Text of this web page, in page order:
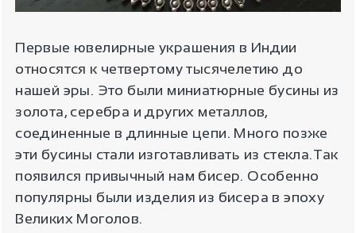
Первые ювелирные украшения в Индии
относятся к четвертому тысячелетию до
нашей эры. Это были миниатюрные бусины из
золота, серебра и других металлов,
соединенные в длинные цепи. Много позже
эти бусины стали изготавливать из стекла.Так
появился привычный нам бисер. Особенно
популярны были изделия из бисера в эпоху
Великих Моголов.